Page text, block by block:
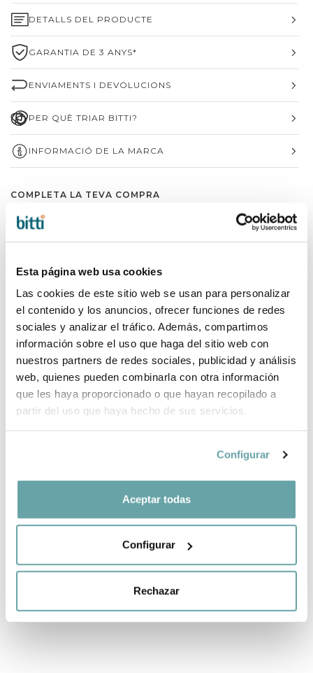
Esta página web usa cookies
Las cookies de este sitio web se usan para personalizar
el contenido y los anuncios, ofrecer funciones de redes
sociales y analizar el tráfico. Además, compartimos
información sobre el uso que haga del sitio web con
nuestros partners de redes sociales, publicidad y análisis
web, quienes pueden combinarla con otra información
que les haya proporcionado o que hayan recopilado a
partir del uso que haya hecho de sus servicios.
Configurar
Aceptar todas
Configurar
Rechazar
DETALLS DEL PRODUCTE
GARANTIA DE 3 ANYS*
ENVIAMENTS I DEVOLUCIONS
PER QUÈ TRIAR BITTI?
INFORMACIÓ DE LA MARCA
COMPLETA LA TEVA COMPRA
COMPARTIR